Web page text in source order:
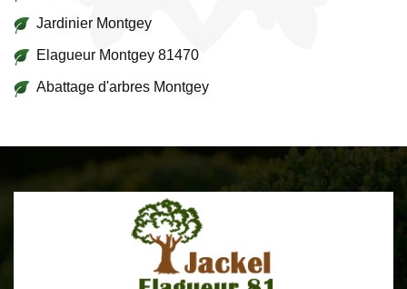
Jardinier Montgey
Elagueur Montgey 81470
Abattage d'arbres Montgey